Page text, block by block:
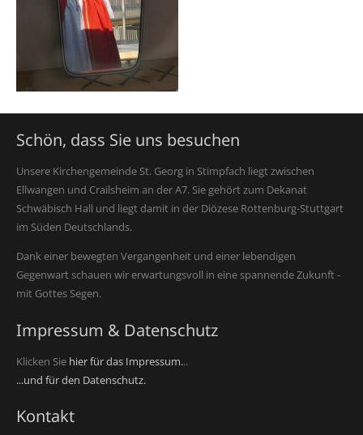
Schön, dass Sie uns besuchen
Unsere Kirchengemeinde St. Georg in Stimpfach liegt zwischen
Ellwangen und Crailsheim an der A7. Sie gehört zum Dekanat
Schwäbisch Hall und liegt damit in der Diözese Rottenburg-Stuttgart
im Süden Deutschlands.
Dank einer bewegten Vergangenheit und einer lebendigen
Gegenwart schauen wir erwartungsvoll in eine spannende Zukunft -
mit Gottes Segen.
Impressum & Datenschutz
Klicken Sie hier für das Impressum...
...und für den Datenschutz.
Kontakt